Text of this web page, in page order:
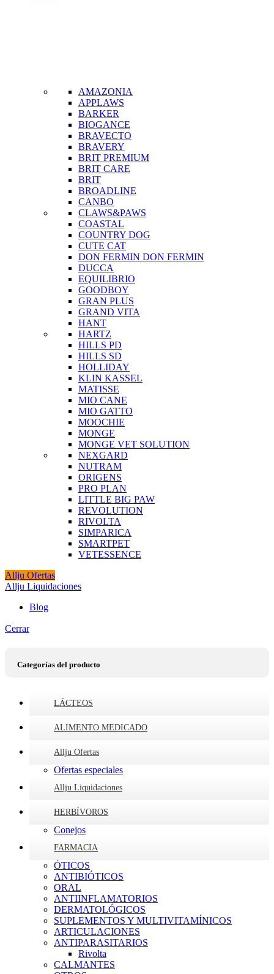
AMAZONIA
APPLAWS
BARKER
BIOGANCE
BRAVECTO
BRAVERY
BRIT PREMIUM
BRIT CARE
BRIT
BROADLINE
CANBO
CLAWS&PAWS
COASTAL
COUNTRY DOG
CUTE CAT
DON FERMIN DON FERMIN
DUCCA
EQUILIBRIO
GOODBOY
GRAN PLUS
GRAND VITA
HANT
HARTZ
HILLS PD
HILLS SD
HOLLIDAY
KLIN KASSEL
MATISSE
MIO CANE
MIO GATTO
MOOCHIE
MONGE
MONGE VET SOLUTION
NEXGARD
NUTRAM
ORIGENS
PRO PLAN
LITTLE BIG PAW
REVOLUTION
RIVOLTA
SIMPARICA
SMARTPET
VETESSENCE
Allju Ofertas
Allju Liquidaciones
Blog
Cerrar
Categorías del producto
LÁCTEOS
ALIMENTO MEDICADO
Allju Ofertas
Ofertas especiales
Allju Liquidaciones
HERBÍVOROS
Conejos
FARMACIA
ÓTICOS
ANTIBIÓTICOS
ORAL
ANTIINFLAMATORIOS
DERMATOLÓGICOS
SUPLEMENTOS Y MULTIVITAMÍNICOS
ARTICULACIONES
ANTIPARASITARIOS
Rivolta
CALMANTES